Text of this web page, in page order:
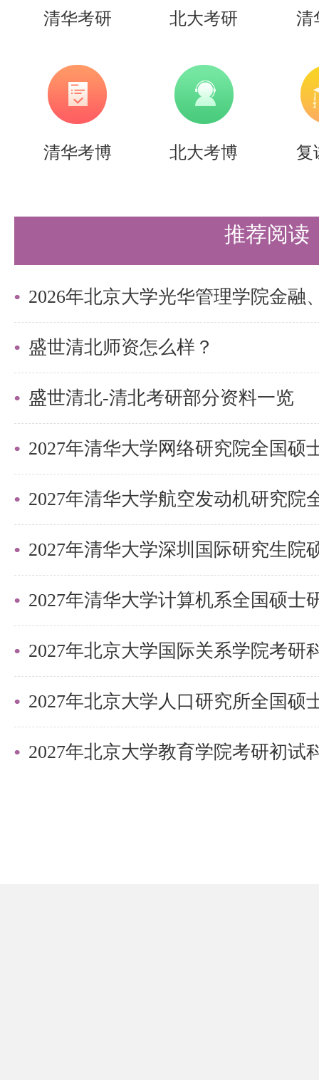
清华考研 北大考研 清
清华考博 北大考博 复
推荐阅读
盛世清北师资怎么样？
盛世清北-清北考研部分资料一览
2027年清华大学深圳国际研究生院
2027年北京大学国际关系学院考研
2027年北京大学教育学院考研初试